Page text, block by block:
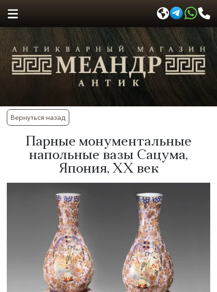
Вернуться назад
​Парные монументальные
напольные вазы Сацума,
Япония, XX век